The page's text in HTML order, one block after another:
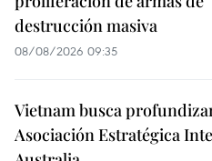
destrucción masiva
08/08/2026 09:35
Vietnam busca
Asociación Estratégica